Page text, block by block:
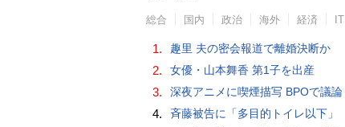
総合 国内 政治 海外 経済 IT
1. 趣里 夫の密会報道で離婚決断か
2. 女優・山本舞香 第1子を出産
3. 深夜アニメに喫煙描写 BPOで議論
4. 斉藤被告に「多目的トイレ以下」